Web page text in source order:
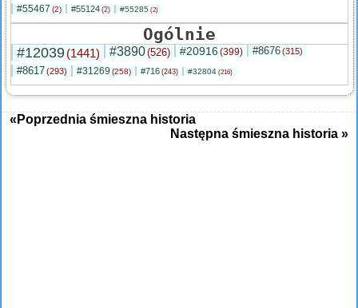
#55467 (2) #55124 (2) #55285 (2)
Ogólnie
#12039(1441) #3890(526) #20916 (399) #8676(315)
#8617(293) #31269 (258) #716 (243) #32804 (216)
«Poprzednia śmieszna historia
Następna śmieszna historia »